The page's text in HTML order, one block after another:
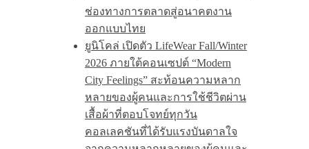
ช่องทางการตลาดสู่อนาคตงาน
ออกแบบไทย
ยูนิโคล่ เปิดตัว LifeWear Fall/Winter
2026 ภายใต้คอนเซปต์ “Modern
City Feelings” สะท้อนความหลาก
หลายของผู้คนและการใช้ชีวิตผ่าน
เสื้อผ้าที่ตอบโจทย์ทุกวัน
คอลเลคชันที่ได้รับแรงบันดาลใจ